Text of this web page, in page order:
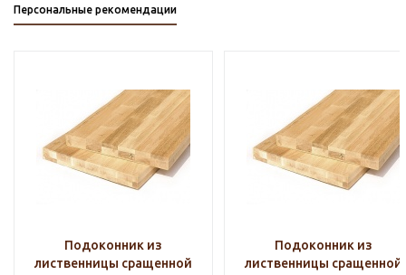
Персональные рекомендации
Подоконник из
лиственницы сращенной
Подоконник из
лиственницы сращенной